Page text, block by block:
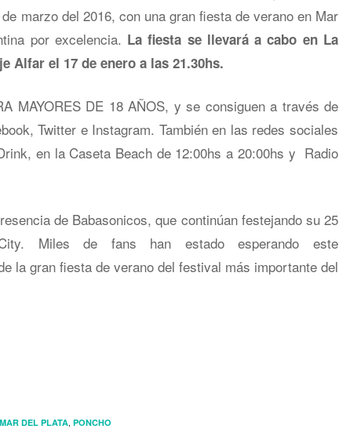
marzo del 2016, con una gran fiesta de verano en Mar
por excelencia. La fiesta se llevará a cabo en La
Alfar el 17 de enero a las 21.30hs.
MAYORES DE 18 AÑOS, y se consiguen a través de
Twitter e Instagram. También en las redes sociales
en la Caseta Beach de 12:00hs a 20:00hs y Radio
de Babasonicos, que continúan festejando su 25
Miles de fans han estado esperando este
la gran fiesta de verano del festival más importante del
MAR DEL PLATA, PONCHO